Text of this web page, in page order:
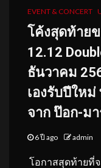
EVENT & CONCERT
โค้งสุดท้ายข
12.12
ธันวาคม
เองรับปีให
จาก ป๊อก-ม
6 ปี ago admin
โอกาสสุดท้ายที่จะ